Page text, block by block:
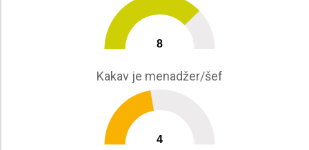
8
Kakav je menadžer/šef
4